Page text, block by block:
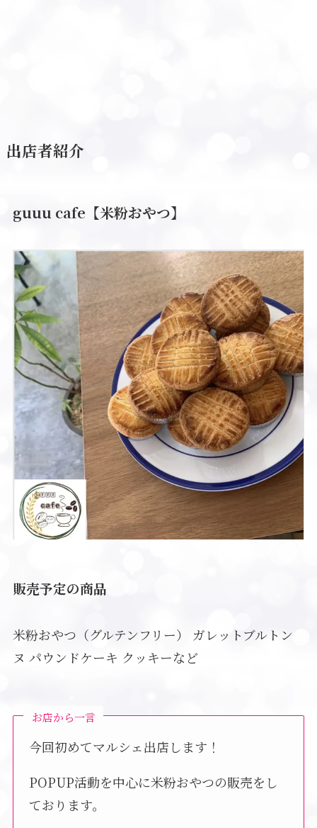
出店者紹介
guuu cafe【米粉おやつ】
販売予定の商品
米粉おやつ（グルテンフリー） ガレットブルトン
ヌ パウンドケーキ クッキーなど
お店から一言
今回初めてマルシェ出店します！
POPUP活動を中心に米粉おやつの販売をし
ております。